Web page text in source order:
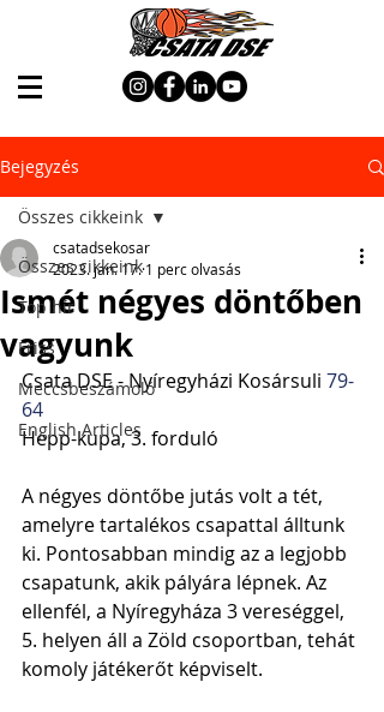
Bejegyzés
Összes cikkeink
Top hír
Friss
Meccsbeszámoló
English Articles
Összes cikkeink
Ismét négyes döntőben
vagyunk
csatadsekosar
2023. jan. 17. 1 perc olvasás
Csata DSE - Nyíregyházi Kosársuli 79-
64
Hepp-kupa, 3. forduló
A négyes döntőbe jutás volt a tét,
amelyre tartalékos csapattal álltunk
ki. Pontosabban mindig az a legjobb
csapatunk, akik pályára lépnek. Az
ellenfél, a Nyíregyháza 3 vereséggel,
5. helyen áll a Zöld csoportban, tehát
komoly játékerőt képviselt.